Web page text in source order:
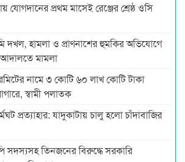
যোগদানের প্রথম মাসেই রেঞ্জের শ্রেষ্ঠ ওসি
দখল, হামলা ও প্রাণনাশের হুমকির অভিযোগে
মামলা
নামে ৩ কোটি ৬০ লাখ কোটি টাকা
স্বামী পলাতক
প্রত্যাহার: যাদুকাটায় চালু হলো চাঁদাবাজির
সদস্যসহ তিনজনের বিরুদ্ধে সরকারি